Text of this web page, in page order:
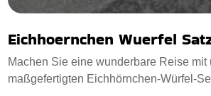
Eichhoernchen Wuerfel
Machen Sie eine wunderbare Reise mit
maßgefertigten Eichhörnchen-Würfel-